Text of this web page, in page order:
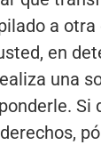
a
en
una
Si